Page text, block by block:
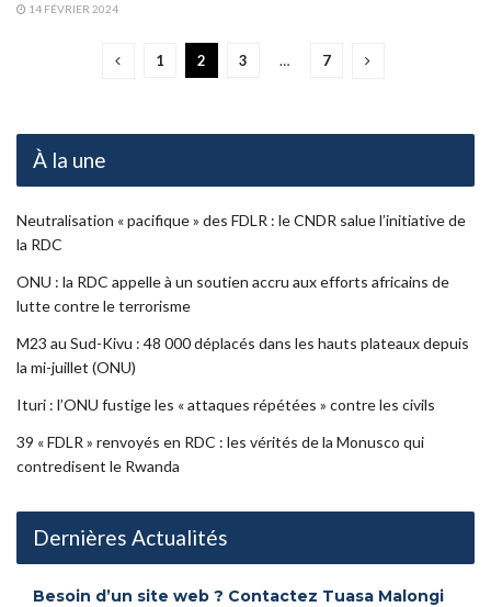
14 FÉVRIER 2024
1 2 3 … 7
À la une
Neutralisation « pacifique » des FDLR : le CNDR salue l’initiative de
la RDC
ONU : la RDC appelle à un soutien accru aux efforts africains de
lutte contre le terrorisme
M23 au Sud-Kivu : 48 000 déplacés dans les hauts plateaux depuis
la mi-juillet (ONU)
Ituri : l’ONU fustige les « attaques répétées » contre les civils
39 « FDLR » renvoyés en RDC : les vérités de la Monusco qui
contredisent le Rwanda
Dernières Actualités
Besoin d’un site web ? Contactez Tuasa Malongi